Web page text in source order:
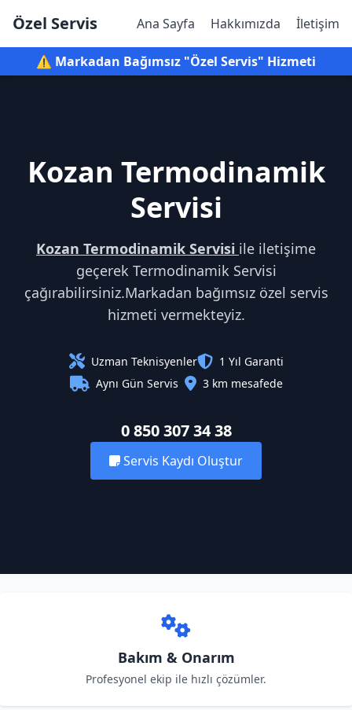
Özel Servis Ana Sayfa Hakkımızda İletişim
⚠️ Markadan Bağımsız "Özel Servis" Hizmeti
Kozan Termodinamik
Servisi
Kozan Termodinamik Servisi ile iletişime
geçerek Termodinamik Servisi
çağırabilirsiniz.Markadan bağımsız özel servis
hizmeti vermekteyiz.
Uzman Teknisyenler
1 Yıl Garanti
Aynı Gün Servis
3 km mesafede
0 850 307 34 38
Servis Kaydı Oluştur
Bakım & Onarım
Profesyonel ekip ile hızlı çözümler.